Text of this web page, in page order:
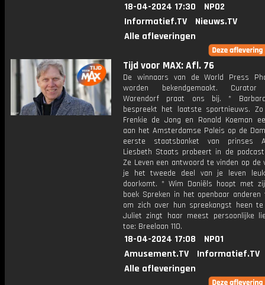
18-04-2024 17:30
NPO2
Informatief.TV
Nieuws.TV
Alle afleveringen
Tijd voor MAX: Afl. 76
De winnaars van de World Press
worden bekendgemaakt. Curator
Warendorf praat ons bij. *
bespreekt het laatste sportnieuws.
Frenkie de Jong en Ronald Koeman
aan het Amsterdamse Paleis op de
eerste staatsbanket van prinses
Liesbeth Staats probeert in de
Ze Leven een antwoord te vinden op de
je het tweede deel van je leven
doorkomt. * Wim Daniëls hoopt met
boek Spreken in het openbaar anderen
om zich over hun spreekangst heen
Juliet zingt haar meest persoonlijke
toe: Breelaan 110.
18-04-2024 17:08
NPO1
Amusement.TV
Informatief.TV
Alle afleveringen